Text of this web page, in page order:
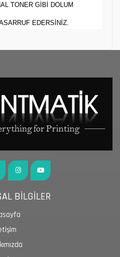
TONER GİBİ DOLUM
EDERSİNİZ.
BİLGİLER